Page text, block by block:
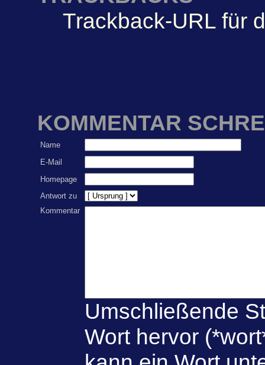
Trackback-URL für
KOMMENTAR
Name
E-Mail
Homepage
Antwort zu
Kommentar
Umschließende
Wort hervor